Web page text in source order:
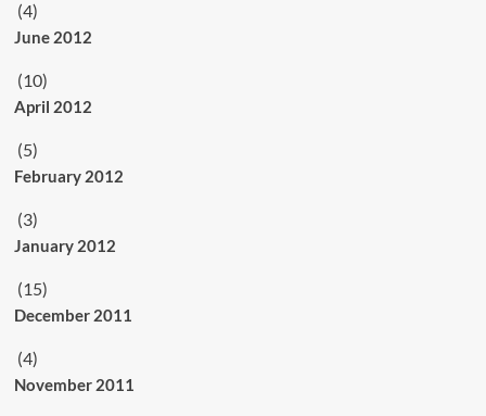
(4)
June 2012
(10)
April 2012
(5)
February 2012
(3)
January 2012
(15)
December 2011
(4)
November 2011